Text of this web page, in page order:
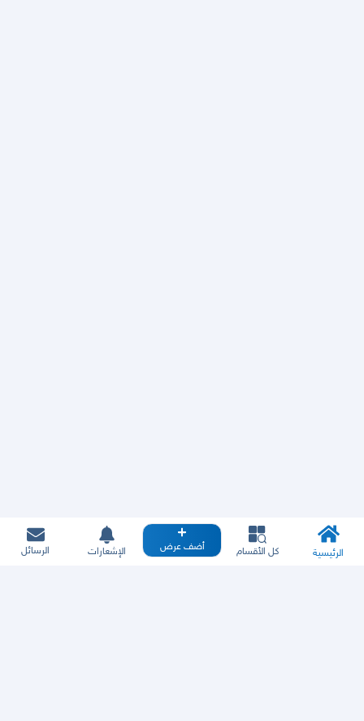
الرئيسية كل الأقسام أضف عرض الإشعارات الرسائل